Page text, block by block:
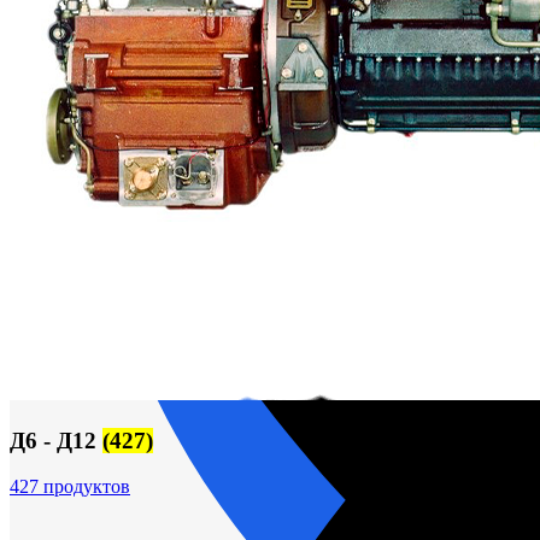
Корпусы гидравлических фильтров ФГС
Фильтрующие элементы гидравлических
Фильтры гидравлические ФГС в сборе
Фонари
ЧН 25/34
Шкода 6S-160
Шкода-275
Электродвигатели
Д6 - Д12 (427)
427 продуктов